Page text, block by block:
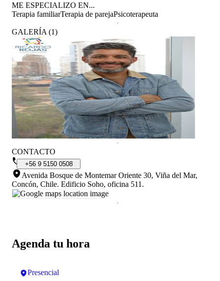
Agenda tu hora
Presencial
ME ESPECIALIZO EN...
Terapia familiarTerapia de parejaPsicoterapeuta
GALERÍA (1)
CONTACTO
+56 9 5150 0508
Avenida Bosque de Montemar Oriente 30, Viña del Mar,
Concón, Chile. Edificio Soho, oficina 511.